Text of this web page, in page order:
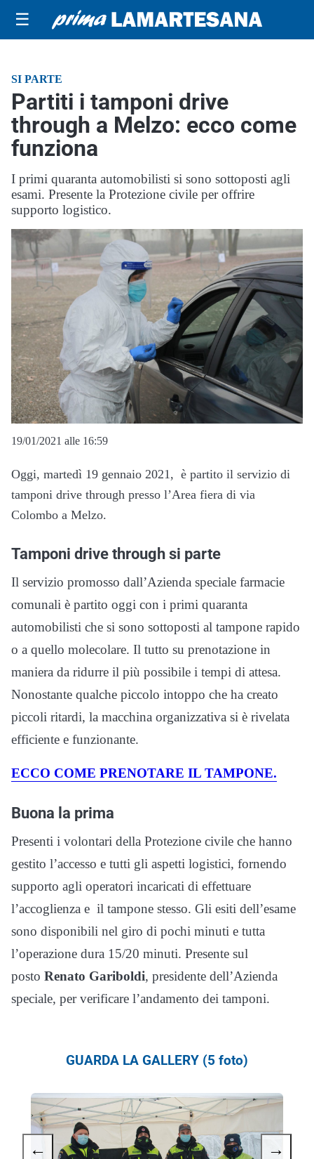
☰
SI PARTE
Partiti i tamponi drive
through a Melzo: ecco come
funziona
I primi quaranta automobilisti si sono sottoposti agli
esami. Presente la Protezione civile per offrire
supporto logistico.
19/01/2021 alle 16:59
Oggi, martedì 19 gennaio 2021, è partito il servizio di
tamponi drive through presso l’Area fiera di via
Colombo a Melzo.
Tamponi drive through si parte
Il servizio promosso dall’Azienda speciale farmacie
comunali è partito oggi con i primi quaranta
automobilisti che si sono sottoposti al tampone rapido
o a quello molecolare. Il tutto su prenotazione in
maniera da ridurre il più possibile i tempi di attesa.
Nonostante qualche piccolo intoppo che ha creato
piccoli ritardi, la macchina organizzativa si è rivelata
efficiente e funzionante.
ECCO COME PRENOTARE IL TAMPONE.
Buona la prima
Presenti i volontari della Protezione civile che hanno
gestito l’accesso e tutti gli aspetti logistici, fornendo
supporto agli operatori incaricati di effettuare
l’accoglienza e il tampone stesso. Gli esiti dell’esame
sono disponibili nel giro di pochi minuti e tutta
l’operazione dura 15/20 minuti. Presente sul
posto Renato Gariboldi, presidente dell’Azienda
speciale, per verificare l’andamento dei tamponi.
GUARDA LA GALLERY (5 foto)
← →